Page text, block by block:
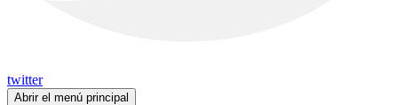
twitter
Abrir el menú principal